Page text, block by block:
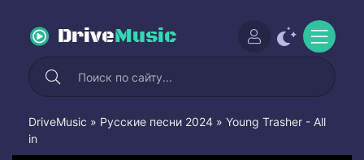
DriveMusic
DriveMusic » Русские песни 2024 » Young Trasher - All
in